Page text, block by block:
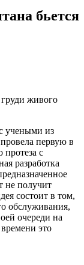
бьется
учеными из
первую в
протеза с
разработка
не получит
состоит в том,
обслуживания,
очереди на
это